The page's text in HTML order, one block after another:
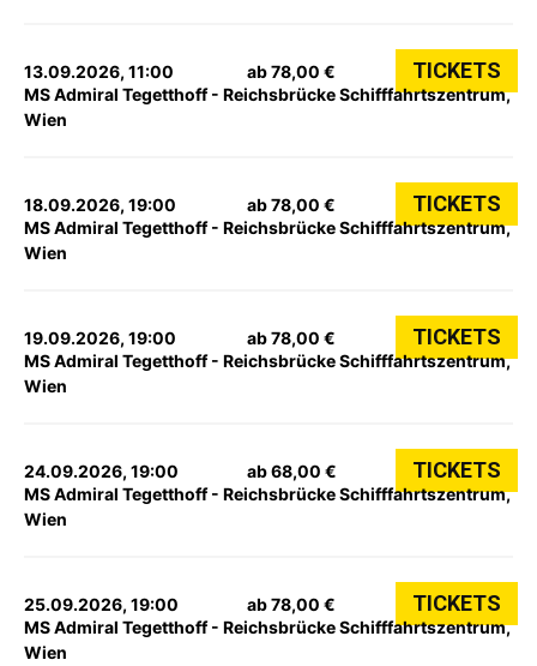
13.09.2026, 11:00
MS Admiral Tegetthoff - Reichsbrücke Schifffahrtszentrum,
Wien
ab 78,00 € TICKETS
18.09.2026, 19:00
MS Admiral Tegetthoff - Reichsbrücke Schifffahrtszentrum,
Wien
ab 78,00 € TICKETS
19.09.2026, 19:00
MS Admiral Tegetthoff - Reichsbrücke Schifffahrtszentrum,
Wien
ab 78,00 € TICKETS
24.09.2026, 19:00
MS Admiral Tegetthoff - Reichsbrücke Schifffahrtszentrum,
Wien
ab 68,00 € TICKETS
25.09.2026, 19:00
MS Admiral Tegetthoff - Reichsbrücke Schifffahrtszentrum,
Wien
ab 78,00 € TICKETS